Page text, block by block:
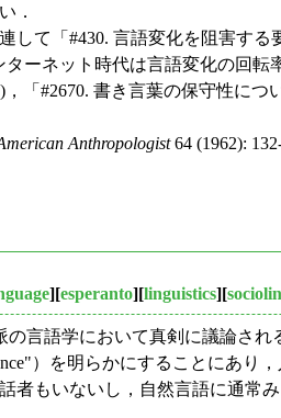
．
して「#430. 言語変化を阻害する
ターネット時代は言語変化の回転
)，「#2670. 書き言葉の保守性につ
Anthropologist64 (1962):
][esperanto][linguistics][
の言語学において真剣に議論さ
）を明らかにすることにあ
者もいないし，自然言語に通